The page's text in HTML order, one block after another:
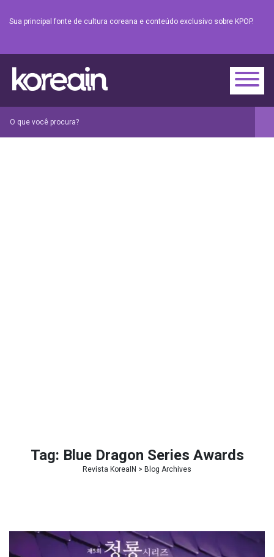
Sua principal fonte de cultura coreana e conteúdo exclusivo sobre KPOP.
Tag: Blue Dragon Series Awards
Revista KoreaIN > Blog Archives